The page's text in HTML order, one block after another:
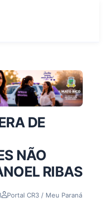
DE
NÃO
RIBAS
Portal CR3 / Meu Paraná